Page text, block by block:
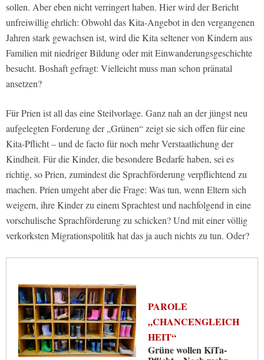
sollen. Aber eben nicht verringert haben. Hier wird der Bericht
unfreiwillig ehrlich: Obwohl das Kita-Angebot in den vergangenen
Jahren stark gewachsen ist, wird die Kita seltener von Kindern aus
Familien mit niedriger Bildung oder mit Einwanderungsgeschichte
besucht. Boshaft gefragt: Vielleicht muss man schon pränatal
ansetzen?
Für Prien ist all das eine Steilvorlage. Ganz nah an der jüngst neu
aufgelegten Forderung der „Grünen“ zeigt sie sich offen für eine
Kita-Pflicht – und de facto für noch mehr Verstaatlichung der
Kindheit. Für die Kinder, die besondere Bedarfe haben, sei es
richtig, so Prien, zumindest die Sprachförderung verpflichtend zu
machen. Prien umgeht aber die Frage: Was tun, wenn Eltern sich
weigern, ihre Kinder zu einem Sprachtest und nachfolgend in eine
vorschulische Sprachförderung zu schicken? Und mit einer völlig
verkorksten Migrationspolitik hat das ja auch nichts zu tun. Oder?
PAROLE
„CHANCENGLEICH
HEIT“
Grüne wollen KiTa-